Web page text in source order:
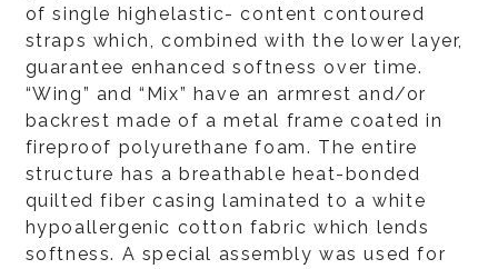
of single highelastic- content contoured
straps which, combined with the lower layer,
guarantee enhanced softness over time.
“Wing” and “Mix” have an armrest and/or
backrest made of a metal frame coated in
fireproof polyurethane foam. The entire
structure has a breathable heat-bonded
quilted fiber casing laminated to a white
hypoallergenic cotton fabric which lends
softness. A special assembly was used for